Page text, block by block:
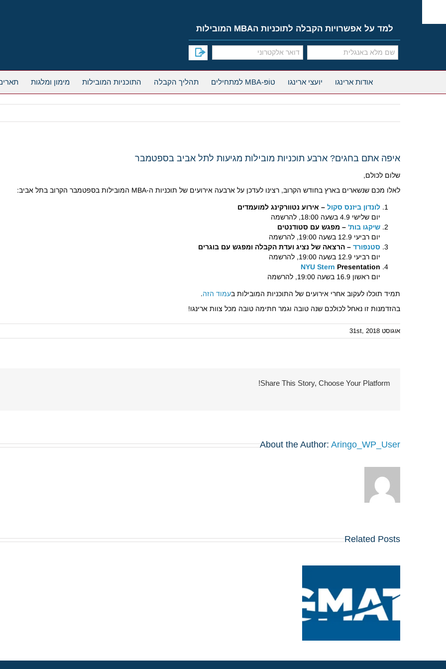
content
למד על אפשרויות הקבלה לתוכניות הMBA המובילות
אודות ארינגו יועצי ארינגו טוֹפּ-MBA למתחילים תהליך הקבלה התוכניות המובילות מימון ומלגות
איפה אתם בחגים? ארבע תוכניות מובילות מגיעות לתל אביב בספטמבר
שלום לכולם,
לאלו מכם שנשארים בארץ בחודש הקרוב, רצינו לעדכן על ארבעה אירועים של תוכניות ה-MBA המובילות בספטמבר הקרוב בתל אביב:
לונדון ביזנס סקול– אירוע נטוורקינג למועמדים
יום שלישי 4.9 בשעה 18:00, להרשמה
שיקגו בות'– מפגש עם סטודנטים
יום רביעי 12.9 בשעה 19:00, להרשמה
סטנפורד– הרצאה של נציג ועדת הקבלה ומפגש עם בוגרים
יום רביעי 12.9 בשעה 19:00, להרשמה
NYU Stern Presentation
יום ראשון 16.9 בשעה 19:00, להרשמה
תמיד תוכלו לעקוב אחרי אירועים של התוכניות המובילות בעמוד הזה.
בהזדמנות זו נאחל לכולכם שנה טובה וגמר חתימה טובה מכל צוות ארינגו!
אוגוסט 31st, 2018
Share This Story, Choose Your Platform!
About the Author: Aringo_WP_User
Related Posts